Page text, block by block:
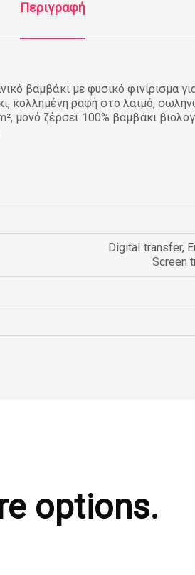
Περιγραφή
βαμβάκι με φυσικό φινίρισμα
κολλημένη ραφή στο λαιμό,
μονό ζέρσεϊ 100% βαμβάκι
Digital transfer,
Screen
options.